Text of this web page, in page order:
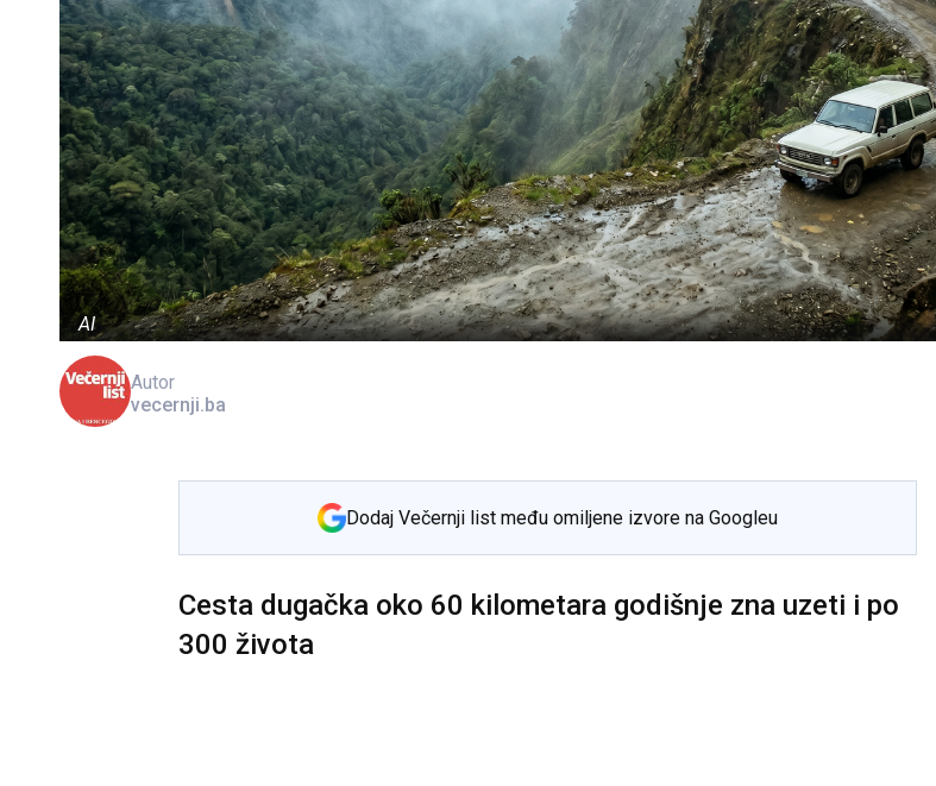
AI
Autor
vecernji.ba
Dodaj Večernji list među omiljene izvore na Googleu
Cesta dugačka oko 60 kilometara godišnje zna uzeti i po
300 života